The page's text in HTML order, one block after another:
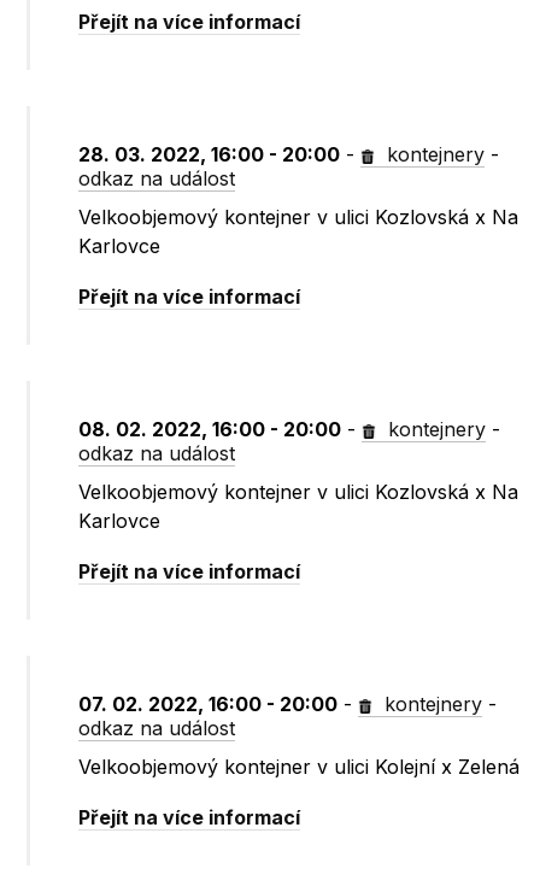
Přejít na více informací
28. 03. 2022, 16:00 - 20:00 - kontejnery -
odkaz na událost
Velkoobjemový kontejner v ulici Kozlovská x Na
Karlovce
Přejít na více informací
08. 02. 2022, 16:00 - 20:00 - kontejnery -
odkaz na událost
Velkoobjemový kontejner v ulici Kozlovská x Na
Karlovce
Přejít na více informací
07. 02. 2022, 16:00 - 20:00 - kontejnery -
odkaz na událost
Velkoobjemový kontejner v ulici Kolejní x Zelená
Přejít na více informací